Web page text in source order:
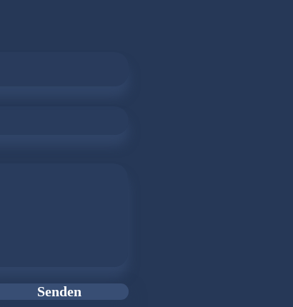
Senden